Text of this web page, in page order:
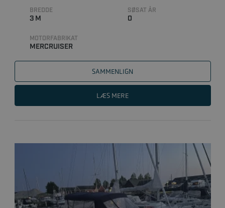
BREDDE
3 M
SØSAT ÅR
0
MOTORFABRIKAT
MERCRUISER
SAMMENLIGN
LÆS MERE